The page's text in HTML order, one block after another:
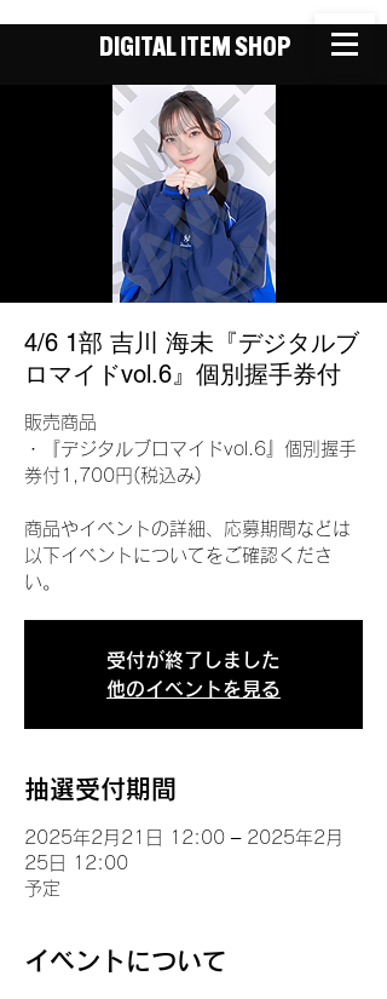
DIGITAL ITEM SHOP
4/6 1部 吉川 海未『デジタルブ
ロマイドvol.6』個別握手券付
販売商品
・『デジタルブロマイドvol.6』個別握手
券付1,700円(税込み)
商品やイベントの詳細、応募期間などは
以下イベントについてをご確認くださ
い。
受付が終了しました
他のイベントを見る
抽選受付期間
2025年2月21日 12:00 – 2025年2月
25日 12:00
予定
イベントについて